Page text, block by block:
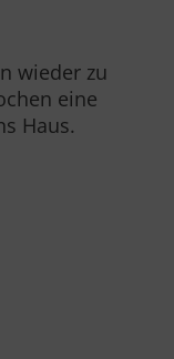
wieder zu
eine
Haus.